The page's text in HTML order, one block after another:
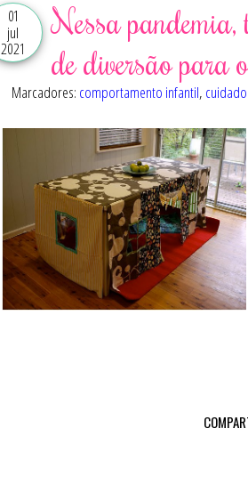
01
jul
2021
Nessa pandemia,
de diversão para
Marcadores: comportamento infantil,